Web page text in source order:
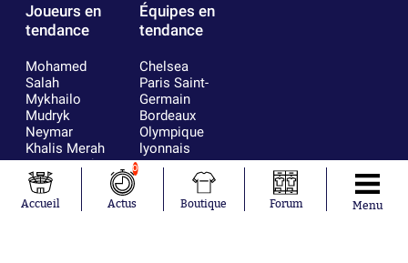
Joueurs en
tendance
Mohamed
Salah
Mykhailo
Mudryk
Neymar
Khalis Merah
Loïs Openda
Moussa
Niakhaté
Équipes en
tendance
Chelsea
Paris Saint-
Germain
Bordeaux
Olympique
lyonnais
FIFA
Real Madrid
RC Strasbourg
AC Milan
Accueil
0
Actus Boutique Forum Menu